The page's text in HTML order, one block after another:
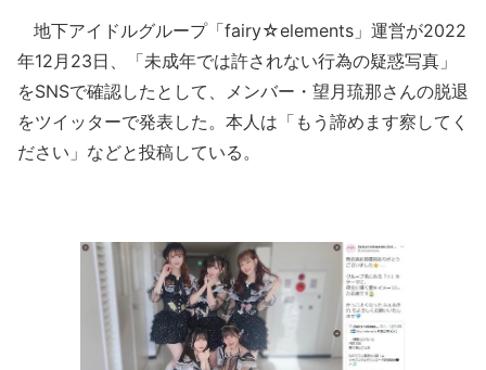
地下アイドルグループ「fairy☆elements」運営が2022
年12月23日、「未成年では許されない行為の疑惑写真」
をSNSで確認したとして、メンバー・望月琉那さんの脱退
をツイッターで発表した。本人は「もう諦めます察してく
ださい」などと投稿している。